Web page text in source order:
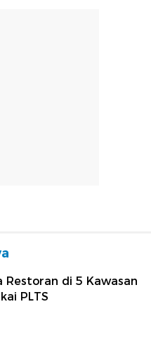
Restoran di 5 Kawasan
PLTS